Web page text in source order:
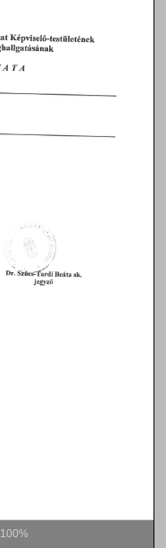
100%